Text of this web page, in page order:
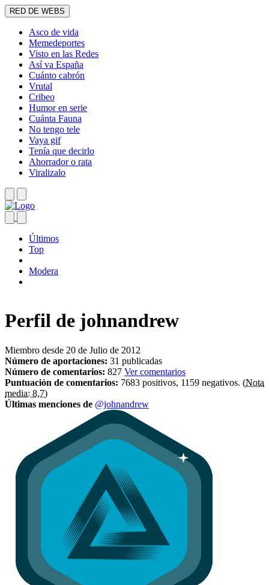
RED DE WEBS
Asco de vida
Memedeportes
Visto en las Redes
Así va España
Cuánto cabrón
Vrutal
Cribeo
Humor en serie
Cuánta Fauna
No tengo tele
Vaya gif
Tenía que decirlo
Ahorrador o rata
Viralizalo
Últimos
Top
Modera
Perfil de johnandrew
Miembro desde 20 de Julio de 2012
Número de aportaciones: 31 publicadas
Número de comentarios: 827 Ver comentarios
Puntuación de comentarios: 7683 positivos, 1159 negativos. (Nota
media: 8,7)
Últimas menciones de @johnandrew